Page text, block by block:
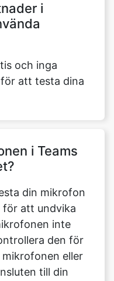
i
och inga
att testa dina
i Teams
din mikrofon
för att undvika
inte
den för
eller
till din